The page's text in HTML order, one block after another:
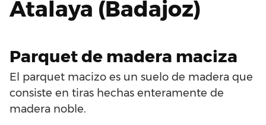
Atalaya (Badajoz)
Parquet de madera maciza
El parquet macizo es un suelo de madera que
consiste en tiras hechas enteramente de
madera noble.